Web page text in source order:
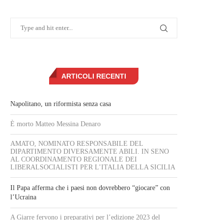
ARTICOLI RECENTI
Napolitano, un riformista senza casa
È morto Matteo Messina Denaro
AMATO, NOMINATO RESPONSABILE DEL
DIPARTIMENTO DIVERSAMENTE ABILI. IN SENO
AL COORDINAMENTO REGIONALE DEI
LIBERALSOCIALISTI PER L’ITALIA DELLA SICILIA
Il Papa afferma che i paesi non dovrebbero “giocare” con
l’Ucraina
A Giarre fervono i preparativi per l’edizione 2023 del